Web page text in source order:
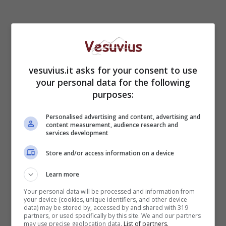
vesuvius.it asks for your consent to use
your personal data for the following
purposes:
Personalised advertising and content, advertising and
content measurement, audience research and
services development
Store and/or access information on a device
Learn more
Your personal data will be processed and information from
your device (cookies, unique identifiers, and other device
data) may be stored by, accessed by and shared with 319
partners, or used specifically by this site. We and our partners
may use precise geolocation data. List of partners.